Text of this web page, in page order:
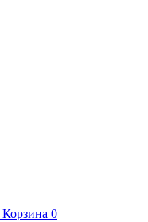
Корзина 0